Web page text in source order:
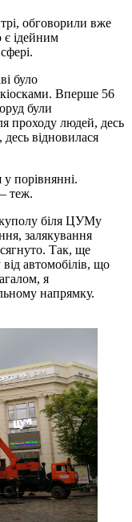
обговорили вже
є ідейним
було
Вперше 56
були
проходу людей, десь
відновилася
порівнянні.
теж.
біля ЦУМу
залякування
Так, ще
автомобілів, що
я
напрямку.